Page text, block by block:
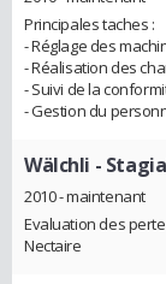
Principales taches :
- Réglage des
- Réalisation des
- Suivi de la
- Gestion du
Wälchli -
2010 - maintenant
Evaluation des
Nectaire